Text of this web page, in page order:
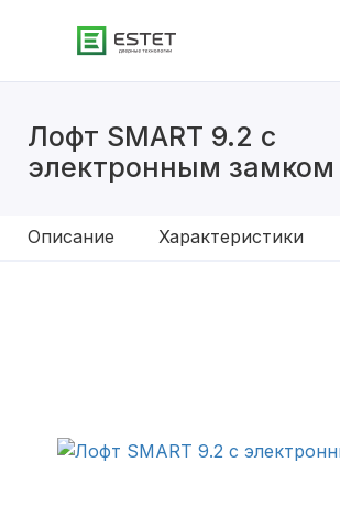
Лофт SMART 9.2 с
электронным замком
Описание Характеристики